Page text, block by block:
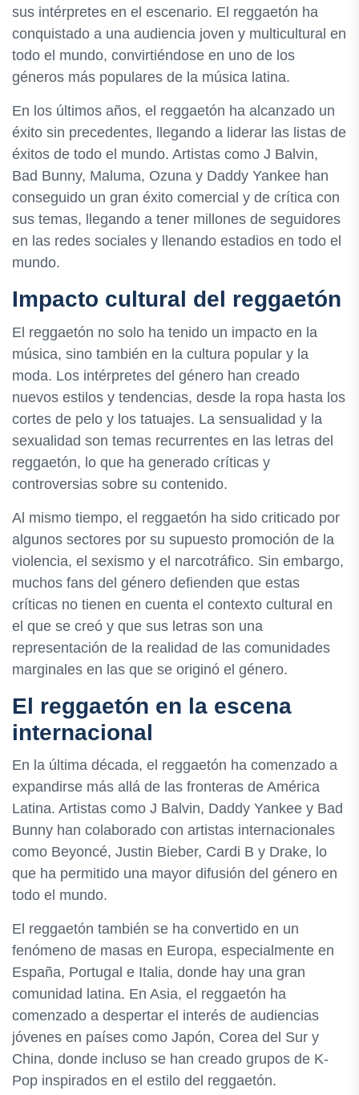
sus intérpretes en el escenario. El reggaetón ha
conquistado a una audiencia joven y multicultural en
todo el mundo, convirtiéndose en uno de los
géneros más populares de la música latina.
En los últimos años, el reggaetón ha alcanzado un
éxito sin precedentes, llegando a liderar las listas de
éxitos de todo el mundo. Artistas como J Balvin,
Bad Bunny, Maluma, Ozuna y Daddy Yankee han
conseguido un gran éxito comercial y de crítica con
sus temas, llegando a tener millones de seguidores
en las redes sociales y llenando estadios en todo el
mundo.
Impacto cultural del reggaetón
El reggaetón no solo ha tenido un impacto en la
música, sino también en la cultura popular y la
moda. Los intérpretes del género han creado
nuevos estilos y tendencias, desde la ropa hasta los
cortes de pelo y los tatuajes. La sensualidad y la
sexualidad son temas recurrentes en las letras del
reggaetón, lo que ha generado críticas y
controversias sobre su contenido.
Al mismo tiempo, el reggaetón ha sido criticado por
algunos sectores por su supuesto promoción de la
violencia, el sexismo y el narcotráfico. Sin embargo,
muchos fans del género defienden que estas
críticas no tienen en cuenta el contexto cultural en
el que se creó y que sus letras son una
representación de la realidad de las comunidades
marginales en las que se originó el género.
El reggaetón en la escena
internacional
En la última década, el reggaetón ha comenzado a
expandirse más allá de las fronteras de América
Latina. Artistas como J Balvin, Daddy Yankee y Bad
Bunny han colaborado con artistas internacionales
como Beyoncé, Justin Bieber, Cardi B y Drake, lo
que ha permitido una mayor difusión del género en
todo el mundo.
El reggaetón también se ha convertido en un
fenómeno de masas en Europa, especialmente en
España, Portugal e Italia, donde hay una gran
comunidad latina. En Asia, el reggaetón ha
comenzado a despertar el interés de audiencias
jóvenes en países como Japón, Corea del Sur y
China, donde incluso se han creado grupos de K-
Pop inspirados en el estilo del reggaetón.